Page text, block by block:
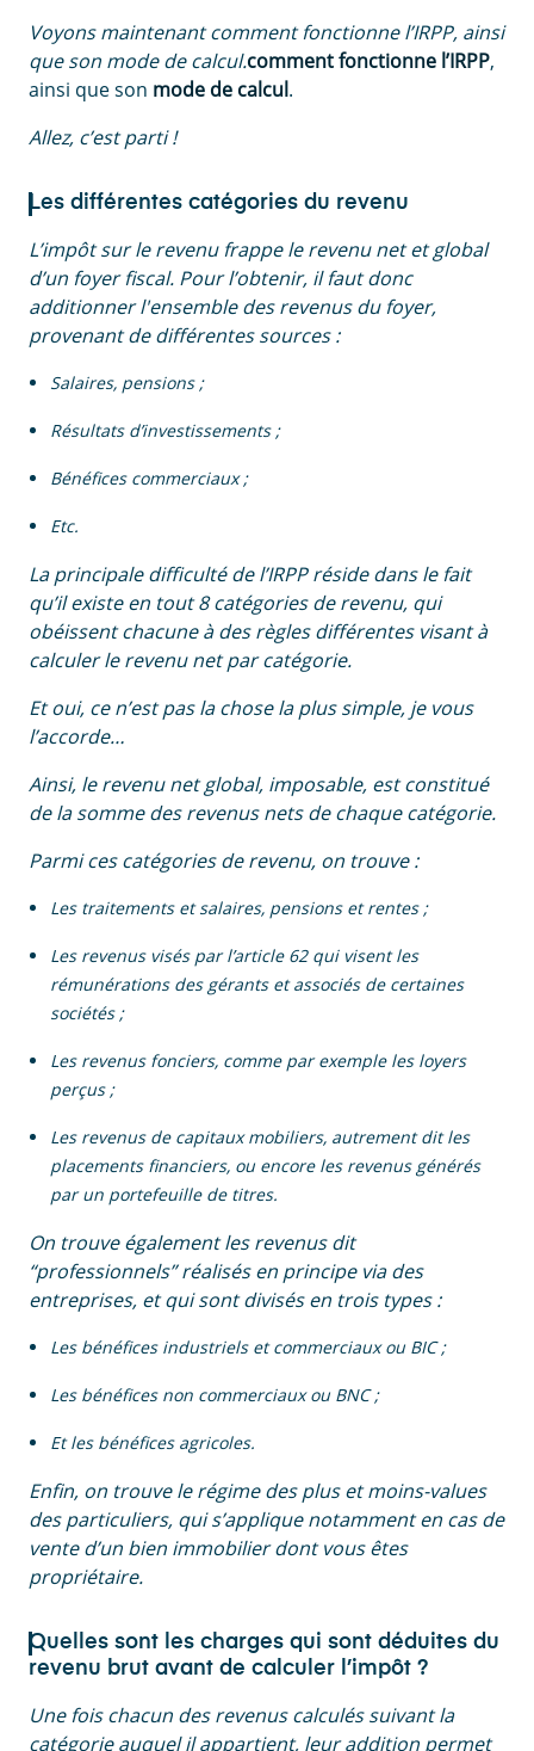
Voyons maintenant comment fonctionne l’IRPP, ainsi
que son mode de calcul.comment fonctionne l’IRPP,
ainsi que son mode de calcul.
Allez, c’est parti !
Les différentes catégories du revenu
L’impôt sur le revenu frappe le revenu net et global
d’un foyer fiscal. Pour l’obtenir, il faut donc
additionner l'ensemble des revenus du foyer,
provenant de différentes sources :
Salaires, pensions ;
Résultats d’investissements ;
Bénéfices commerciaux ;
Etc.
La principale difficulté de l’IRPP réside dans le fait
qu’il existe en tout 8 catégories de revenu, qui
obéissent chacune à des règles différentes visant à
calculer le revenu net par catégorie.
Et oui, ce n’est pas la chose la plus simple, je vous
l’accorde…
Ainsi, le revenu net global, imposable, est constitué
de la somme des revenus nets de chaque catégorie.
Parmi ces catégories de revenu, on trouve :
Les traitements et salaires, pensions et rentes ;
Les revenus visés par l’article 62 qui visent les
rémunérations des gérants et associés de certaines
sociétés ;
Les revenus fonciers, comme par exemple les loyers
perçus ;
Les revenus de capitaux mobiliers, autrement dit les
placements financiers, ou encore les revenus générés
par un portefeuille de titres.
On trouve également les revenus dit
“professionnels” réalisés en principe via des
entreprises, et qui sont divisés en trois types :
Les bénéfices industriels et commerciaux ou BIC ;
Les bénéfices non commerciaux ou BNC ;
Et les bénéfices agricoles.
Enfin, on trouve le régime des plus et moins-values
des particuliers, qui s’applique notamment en cas de
vente d’un bien immobilier dont vous êtes
propriétaire.
Quelles sont les charges qui sont déduites du
revenu brut avant de calculer l’impôt ?
Une fois chacun des revenus calculés suivant la
catégorie auquel il appartient, leur addition permet